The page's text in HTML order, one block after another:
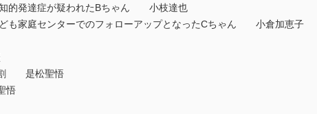
発達症が疑われたBちゃん 小枝達也
家庭センターでのフォローアップとなったCちゃん 小倉加恵子
割 是松聖悟
悟